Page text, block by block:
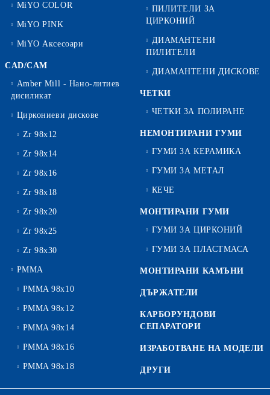
MiYO COLOR
MiYO PINK
MiYO Аксесоари
CAD/CAM
Amber Mill - Нано-литиев
дисиликат
Циркониеви дискове
Zr 98x12
Zr 98x14
Zr 98x16
Zr 98x18
Zr 98x20
Zr 98x25
Zr 98x30
PMMA
PMMA 98x10
PMMA 98x12
PMMA 98x14
PMMA 98x16
PMMA 98x18
ПИЛИТЕЛИ ЗА
ЦИРКОНИЙ
ДИАМАНТЕНИ
ПИЛИТЕЛИ
ДИАМАНТЕНИ ДИСКОВЕ
ЧЕТКИ
ЧЕТКИ ЗА ПОЛИРАНЕ
НЕМОНТИРАНИ ГУМИ
ГУМИ ЗА КЕРАМИКА
ГУМИ ЗА МЕТАЛ
КЕЧЕ
МОНТИРАНИ ГУМИ
ГУМИ ЗА ЦИРКОНИЙ
ГУМИ ЗА ПЛАСТМАСА
МОНТИРАНИ КАМЪНИ
ДЪРЖАТЕЛИ
КАРБОРУНДОВИ
СЕПАРАТОРИ
ИЗРАБОТВАНЕ НА МОДЕЛИ
ДРУГИ